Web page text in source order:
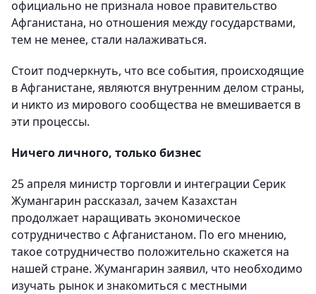
официально не признала новое правительство
Афганистана, но отношения между государствами,
тем не менее, стали налаживаться.
Стоит подчеркнуть, что все события, происходящие
в Афганистане, являются внутренним делом страны,
и никто из мирового сообщества не вмешивается в
эти процессы.
Ничего личного, только бизнес
25 апреля министр торговли и интеграции Серик
Жумангарин рассказал, зачем Казахстан
продолжает наращивать экономическое
сотрудничество с Афганистаном. По его мнению,
такое сотрудничество положительно скажется на
нашей стране. Жумангарин заявил, что необходимо
изучать рынок и знакомиться с местными